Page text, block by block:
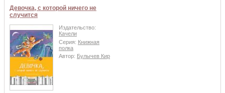
Девочка, с которой ничего не
случится
Издательство:
Качели
Серия: Книжная
полка
Автор: Булычев Кир